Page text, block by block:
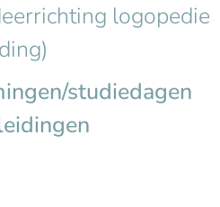
logopedie
studiedagen